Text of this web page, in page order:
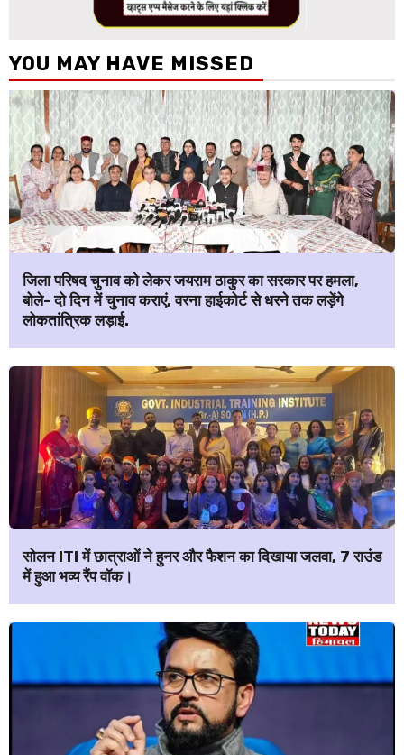
YOU MAY HAVE MISSED
जिला परिषद चुनाव को लेकर जयराम ठाकुर का सरकार पर हमला,
बोले- दो दिन में चुनाव कराएं, वरना हाईकोर्ट से धरने तक लड़ेंगे
लोकतांत्रिक लड़ाई.
सोलन ITI में छात्राओं ने हुनर और फैशन का दिखाया जलवा, 7 राउंड
में हुआ भव्य रैंप वॉक।